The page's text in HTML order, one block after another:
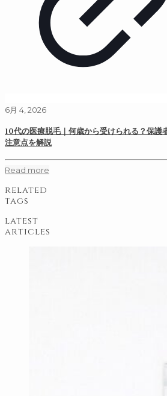
6月 4, 2026
10代の医療脱毛｜何歳から受けられる？保護
注意点を解説
Read more
related
tags
latest
articles